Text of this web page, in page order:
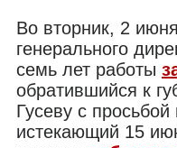
Во вторник, 2
генерального
семь лет работы
обратившийся к
Гусеву с
истекающий 15